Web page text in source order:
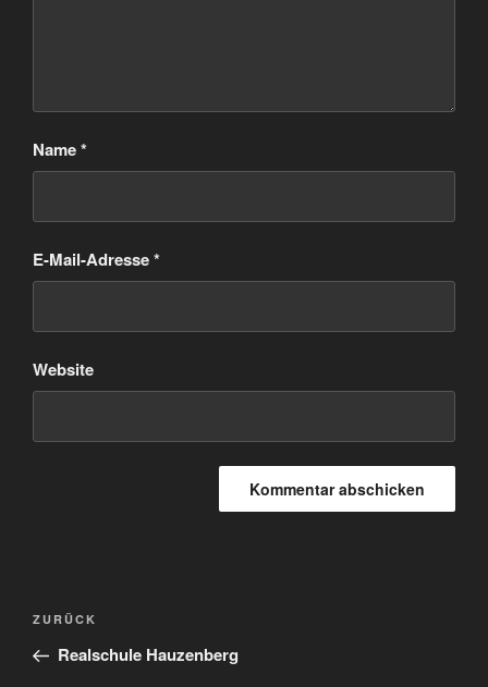
Name*
E-Mail-Adresse*
Website
Beitrags-
Vorheriger
Beitrag
ZURÜCK
Realschule Hauzenberg